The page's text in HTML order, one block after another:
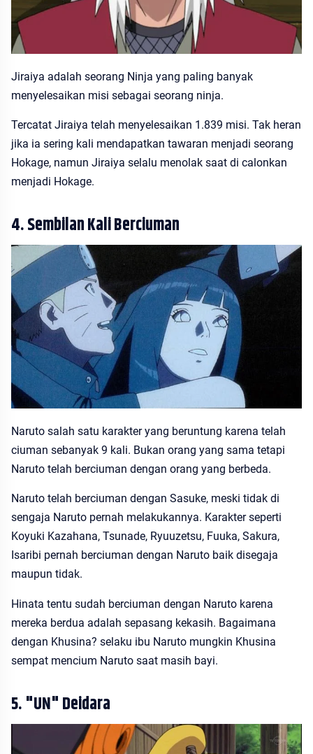
Jiraiya adalah seorang Ninja yang paling banyak
menyelesaikan misi sebagai seorang ninja.
Tercatat Jiraiya telah menyelesaikan 1.839 misi. Tak heran
jika ia sering kali mendapatkan tawaran menjadi seorang
Hokage, namun Jiraiya selalu menolak saat di calonkan
menjadi Hokage.
4. Sembilan Kali Berciuman
Naruto salah satu karakter yang beruntung karena telah
ciuman sebanyak 9 kali. Bukan orang yang sama tetapi
Naruto telah berciuman dengan orang yang berbeda.
Naruto telah berciuman dengan Sasuke, meski tidak di
sengaja Naruto pernah melakukannya. Karakter seperti
Koyuki Kazahana, Tsunade, Ryuuzetsu, Fuuka, Sakura,
Isaribi pernah berciuman dengan Naruto baik disegaja
maupun tidak.
Hinata tentu sudah berciuman dengan Naruto karena
mereka berdua adalah sepasang kekasih. Bagaimana
dengan Khusina? selaku ibu Naruto mungkin Khusina
sempat mencium Naruto saat masih bayi.
5. "UN" Deidara